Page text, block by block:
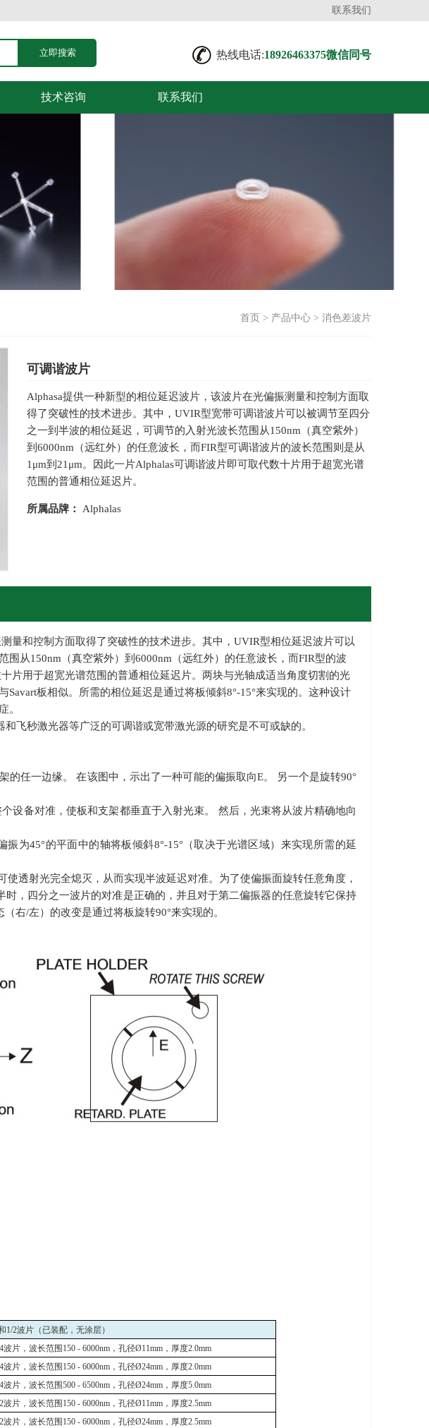
联系我们
热线电话:18926463375微信同号
技术咨询 联系我们
首页 > 产品中心 > 消色差波片
可调谐波片
Alphasa提供一种新型的相位延迟波片，该波片在光偏振测量和控制方面取
得了突破性的技术进步。其中，UVIR型宽带可调谐波片可以被调节至四分
之一到半波的相位延迟，可调节的入射光波长范围从150nm（真空紫外）
到6000nm（远红外）的任意波长，而FIR型可调谐波片的波长范围则是从
1μm到21μm。因此一片Alphalas可调谐波片即可取代数十片用于超宽光谱
范围的普通相位延迟片。
所属品牌： Alphalas
量和控制方面取得了突破性的技术进步。其中，UVIR型相位延迟波片可以
从150nm（真空紫外）到6000nm（远红外）的任意波长，而FIR型的波
片用于超宽光谱范围的普通相位延迟片。 两块与光轴成适当角度切割的光
板相似。 所需的相位延迟是通过将板倾斜8°-15°来实现的。这种设计
。
飞秒激光器等广泛的可调谐或宽带激光源的研究是不可或缺的。
任一边缘。 在该图中，示出了一种可能的偏振取向E。 另一个是旋转90°
备对准，使板和支架都垂直于入射光束。 然后，光束将从波片精确地向
振为45°的平面中的轴将板倾斜8°-15°（取决于光谱区域）来实现所需的延
透射光完全熄灭，从而实现半波延迟对准。为了使偏振面旋转任意角度，
，四分之一波片的对准是正确的，并且对于第二偏振器的任意旋转它保持
（右/左）的改变是通过将板旋转90°来实现的。
1/2波片（已装配，无涂层）
波片，波长范围 150 - 6000nm，孔径Ø11mm，厚度2.0mm
波片，波长范围 150 - 6000nm，孔径Ø24mm，厚度2.0mm
波片，波长范围500 - 6500nm，孔径Ø24mm，厚度5.0mm
波片，波长范围 150 - 6000nm，孔径Ø11mm，厚度2.5mm
波片，波长范围 150 - 6000nm，孔径Ø24mm，厚度2.5mm